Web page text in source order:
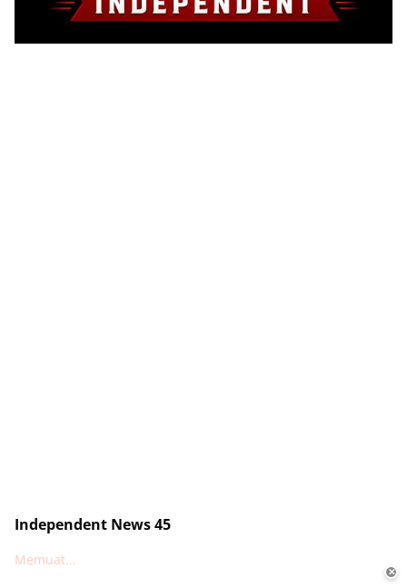
Independent News 45
Memuat...
✕